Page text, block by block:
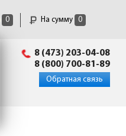
0 На сумму 0
8 (473) 203-04-08
8 (800) 700-81-89
Обратная связь